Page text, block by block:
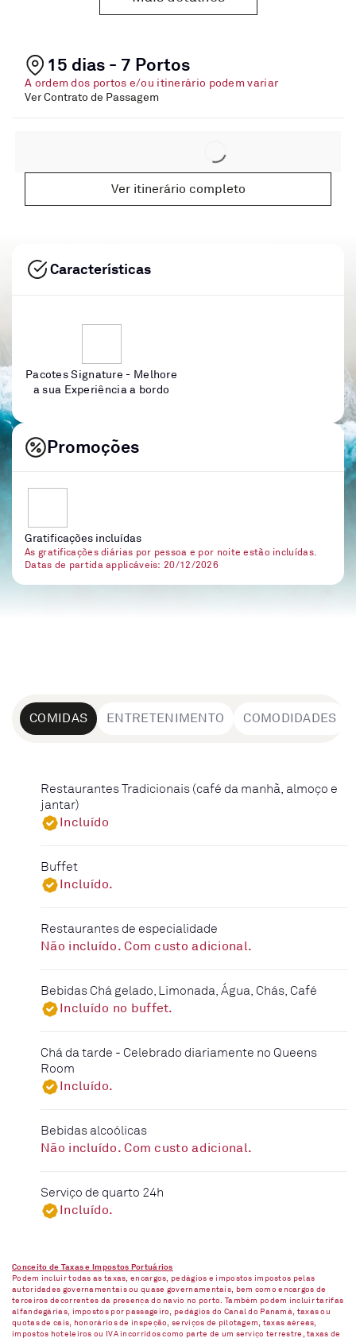
15 dias - 7 Portos
A ordem dos portos e/ou itinerário podem variar
Ver Contrato de Passagem
Ver itinerário completo
Características
Pacotes Signature - Melhore
a sua Experiência a bordo
Promoções
Gratificações incluídas
As gratificações diárias por pessoa e por noite estão incluídas.
Datas de partida applicáveis: 20/12/2026
COMIDAS ENTRETENIMENTO COMODIDADES
Restaurantes Tradicionais (café da manhã, almoço e
jantar)
Incluído
Buffet
Incluído.
Restaurantes de especialidade
Não incluído. Com custo adicional.
Bebidas Chá gelado, Limonada, Água, Chás, Café
Incluído no buffet.
Chá da tarde - Celebrado diariamente no Queens
Room
Incluído.
Bebidas alcoólicas
Não incluído. Com custo adicional.
Serviço de quarto 24h
Incluído.
Conceito de Taxas e Impostos Portuários
Podem incluir todas as taxas, encargos, pedágios e impostos impostos pelas
autoridades governamentais ou quase governamentais, bem como encargos de
terceiros decorrentes da presença do navio no porto. Também podem incluir tarifas
alfandegárias, impostos por passageiro, pedágios do Canal do Panamá, taxas ou
quotas de cais, honorários de inspeção, serviços de pilotagem, taxas aéreas,
impostos hoteleiros ou IVA incorridos como parte de um serviço terrestre, taxas de